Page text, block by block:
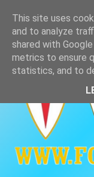
contenido
principal
This site uses
and to analyze
shared with
metrics to ensure
statistics, and to